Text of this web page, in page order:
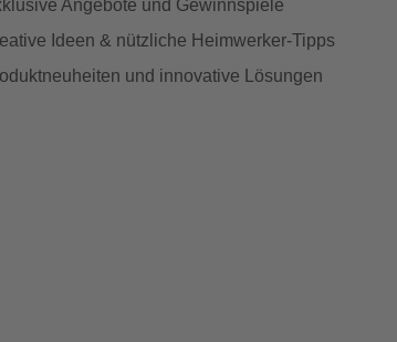
Angebote und Gewinnspiele
Ideen & nützliche Heimwerker-Tipps
und innovative Lösungen